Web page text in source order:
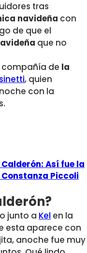
tras
navideña con
de que el
que no
compañía de la
, quien
con la
Así fue la
Piccoli
junto a Kel en la
esta aparece con
anoche fue muy